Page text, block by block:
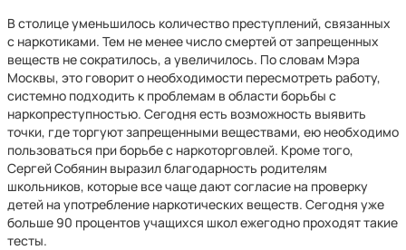
В столице уменьшилось количество преступлений, связанных
с наркотиками. Тем не менее число смертей от запрещенных
веществ не сократилось, а увеличилось. По словам Мэра
Москвы, это говорит о необходимости пересмотреть работу,
системно подходить к проблемам в области борьбы с
наркопреступностью. Сегодня есть возможность выявить
точки, где торгуют запрещенными веществами, ею необходимо
пользоваться при борьбе с наркоторговлей. Кроме того,
Сергей Собянин выразил благодарность родителям
школьников, которые все чаще дают согласие на проверку
детей на употребление наркотических веществ. Сегодня уже
больше 90 процентов учащихся школ ежегодно проходят такие
тесты.